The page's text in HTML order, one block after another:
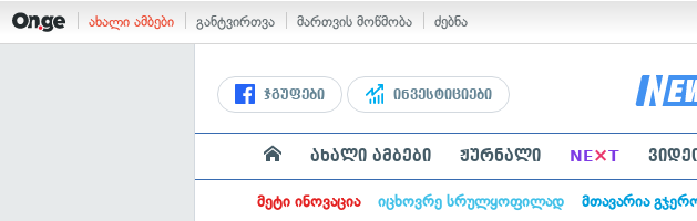
ახალი ამბები განტვირთვა მართვის მოწმობა ძებნა
ჯგუფები ინვესტიციები
ახალი ამბები ჟურნალი NE×T
მეტი ინოვაცია იცხოვრე სრულყოფილად მთავარია